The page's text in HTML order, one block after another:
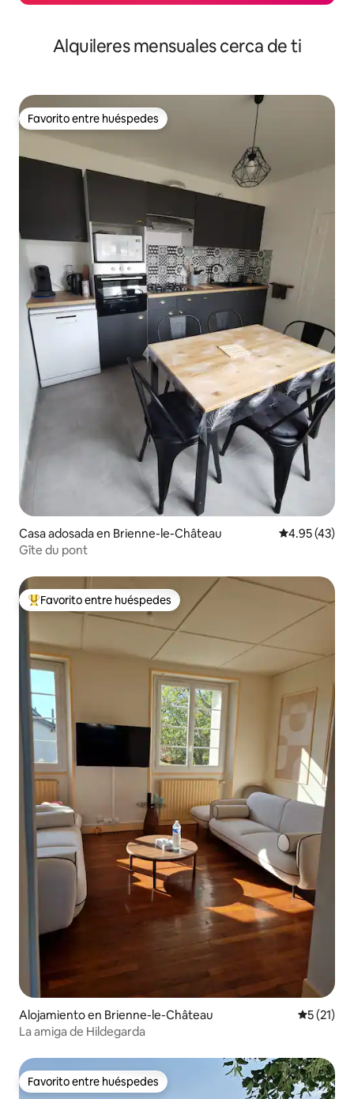
Alquileres mensuales cerca de ti
Favorito entre huéspedes
Favorito entre huéspedes
Casa adosada en Brienne-le-Château Calificación
4.95 (43)
Gîte du pont
Favorito entre huéspedes preferido
Favorito entre huéspedes
Alojamiento en Brienne-le-Château
5 (21)
La amiga de Hildegarda
Favorito entre huéspedes
Favorito entre huéspedes